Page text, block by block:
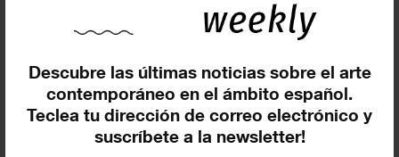
Descubre las últimas noticias sobre el arte
contemporáneo en el ámbito español.
Teclea tu dirección de correo electrónico y
suscríbete a la newsletter!
Insertar residencias
Insertar exposición o evento